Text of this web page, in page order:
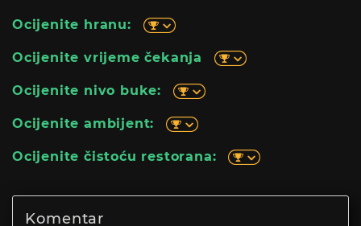
Ocijenite hranu:
Ocijenite vrijeme čekanja
Ocijenite nivo buke:
Ocijenite ambijent:
Ocijenite čistoću restorana: